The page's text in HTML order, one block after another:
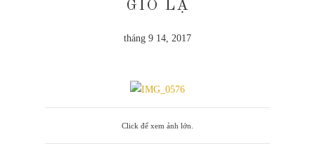
GIÓ LẠ
tháng 9 14, 2017
Click để xem ảnh lớn.